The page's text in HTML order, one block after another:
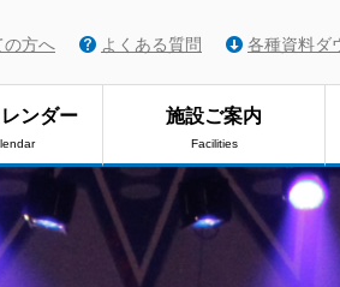
の方へ よくある質問 各種資料ダ
ンダー 施設ご案内
Facilities